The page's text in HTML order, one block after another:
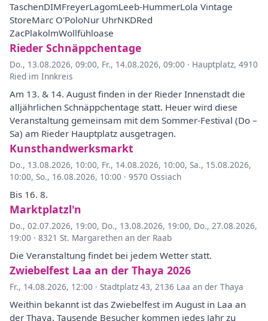
TaschenDIMFreyerLagomLeeb-HummerLola Vintage
StoreMarc O'PoloNur UhrNKDRed
ZacPlakolmWollfühloase
Rieder Schnäppchentage
Do., 13.08.2026, 09:00, Fr., 14.08.2026, 09:00 · Hauptplatz, 4910
Ried im Innkreis
Am 13. & 14. August finden in der Rieder Innenstadt die
alljährlichen Schnäppchentage statt. Heuer wird diese
Veranstaltung gemeinsam mit dem Sommer-Festival (Do –
Sa) am Rieder Hauptplatz ausgetragen.
Kunsthandwerksmarkt
Do., 13.08.2026, 10:00, Fr., 14.08.2026, 10:00, Sa., 15.08.2026,
10:00, So., 16.08.2026, 10:00 · 9570 Ossiach
Bis 16. 8.
Marktplatzl'n
Do., 02.07.2026, 19:00, Do., 13.08.2026, 19:00, Do., 27.08.2026,
19:00 · 8321 St. Margarethen an der Raab
Die Veranstaltung findet bei jedem Wetter statt.
Zwiebelfest Laa an der Thaya 2026
Fr., 14.08.2026, 12:00 · Stadtplatz 43, 2136 Laa an der Thaya
Weithin bekannt ist das Zwiebelfest im August in Laa an
der Thaya. Tausende Besucher kommen jedes Jahr zu